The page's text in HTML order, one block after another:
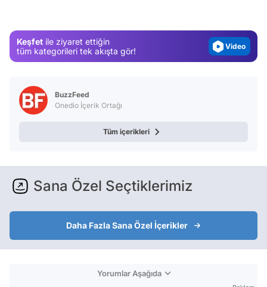
Keşfet ile ziyaret ettiğin
tüm kategorileri tek akışta gör!
Video
BuzzFeed
Onedio İçerik Ortağı
Tüm içerikleri
Sana Özel Seçtiklerimiz
Daha Fazla Sana Özel İçerikler
Yorumlar Aşağıda